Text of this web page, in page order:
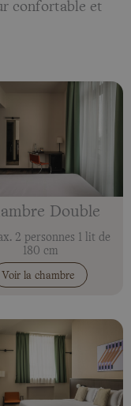
confortable et
Double
2 personnes 1 lit de
180 cm
Voir la chambre